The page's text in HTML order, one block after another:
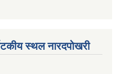
स्थल नारदपोखरी